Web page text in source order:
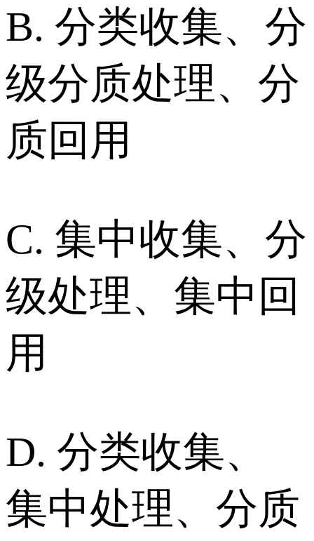
B. 分类收集、分
级分质处理、分
质回用
C. 集中收集、分
级处理、集中回
用
D. 分类收集、
集中处理、分质